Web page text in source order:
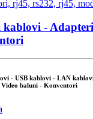
kablovi -
- USB kablovi - LAN
baluni - Konventori